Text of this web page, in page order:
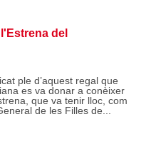
del
ple d’aquest regal que
es va donar a conèixer
que va tenir lloc, com
de les Filles de...